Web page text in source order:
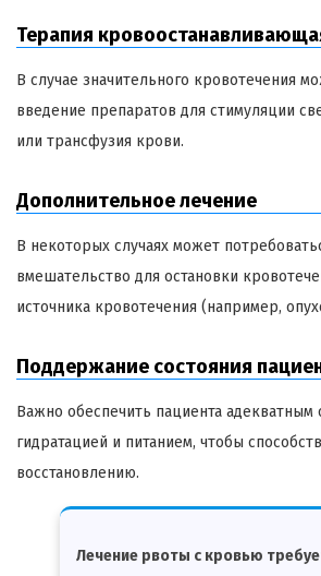
Терапия
В случае значительного кровотечения
введение препаратов для стимуляции
или трансфузия крови.
Дополнительное лечение
В некоторых случаях может
вмешательство для остановки
источника кровотечения (например,
Поддержание состояния
Важно обеспечить пациента адекватным
гидратацией и питанием, чтобы
восстановлению.
Лечение рвоты с кровью